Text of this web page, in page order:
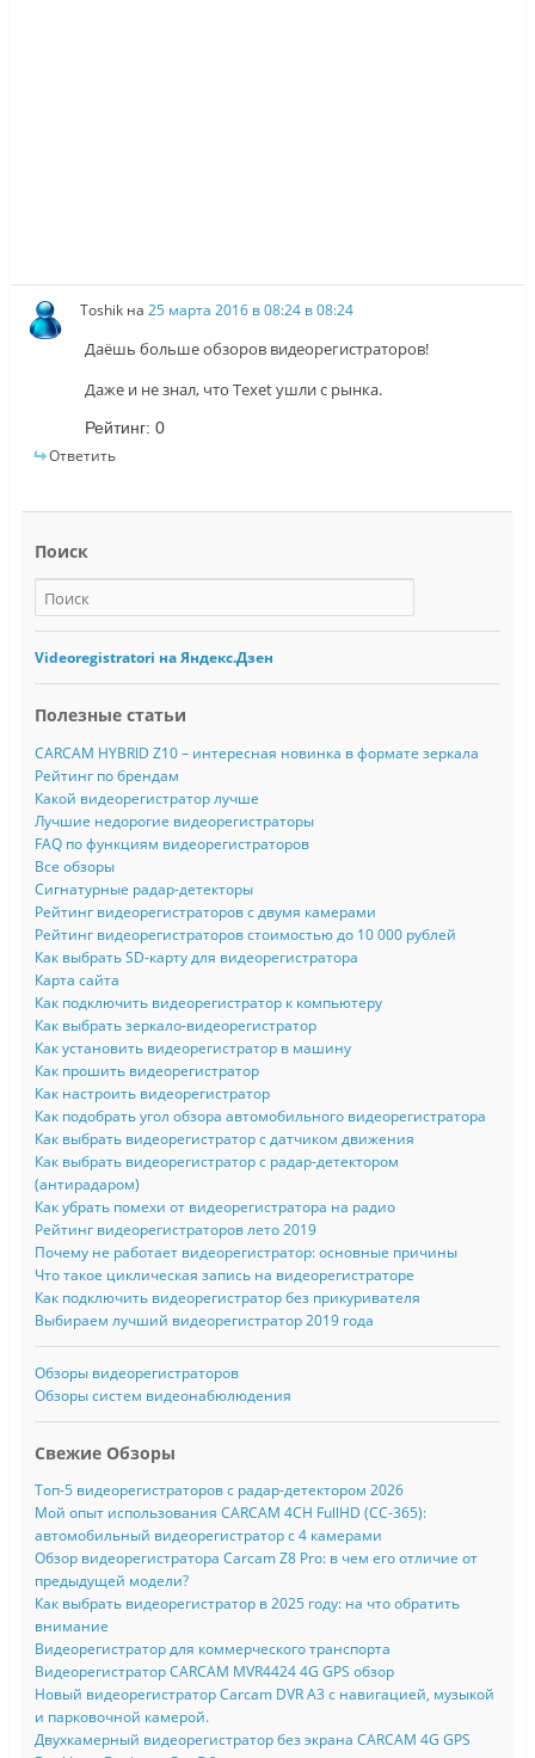
Toshik на25 марта 2016 в 08:24 в 08:24
Даёшь больше обзоров видеорегистраторов!
Даже и не знал, что Texet ушли с рынка.
Рейтинг: 0
Ответить
Поиск
Videoregistratori на Яндекс.Дзен
Полезные статьи
CARCAM HYBRID Z10 – интересная новинка в формате зеркала
Рейтинг по брендам
Какой видеорегистратор лучше
Лучшие недорогие видеорегистраторы
FAQ по функциям видеорегистраторов
Все обзоры
Сигнатурные радар-детекторы
Рейтинг видеорегистраторов с двумя камерами
Рейтинг видеорегистраторов стоимостью до 10 000 рублей
Как выбрать SD-карту для видеорегистратора
Карта сайта
Как подключить видеорегистратор к компьютеру
Как выбрать зеркало-видеорегистратор
Как установить видеорегистратор в машину
Как прошить видеорегистратор
Как настроить видеорегистратор
Как подобрать угол обзора автомобильного видеорегистратора
Как выбрать видеорегистратор с датчиком движения
Как выбрать видеорегистратор с радар-детектором
(антирадаром)
Как убрать помехи от видеорегистратора на радио
Рейтинг видеорегистраторов лето 2019
Почему не работает видеорегистратор: основные причины
Что такое циклическая запись на видеорегистраторе
Как подключить видеорегистратор без прикуривателя
Выбираем лучший видеорегистратор 2019 года
Обзоры видеорегистраторов
Обзоры систем видеонабюлюдения
Свежие Обзоры
Топ-5 видеорегистраторов с радар-детектором 2026
Мой опыт использования CARCAM 4CH FullHD (CC-365):
автомобильный видеорегистратор с 4 камерами
Обзор видеорегистратора Carcam Z8 Pro: в чем его отличие от
предыдущей модели?
Как выбрать видеорегистратор в 2025 году: на что обратить
внимание
Видеорегистратор для коммерческого транспорта
Видеорегистратор CARCAM MVR4424 4G GPS обзор
Новый видеорегистратор Carcam DVR A3 с навигацией, музыкой
и парковочной камерой.
Двухкамерный видеорегистратор без экрана CARCAM 4G GPS